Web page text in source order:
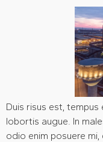
Duis risus est,
lobortis augue. In
odio enim posuere